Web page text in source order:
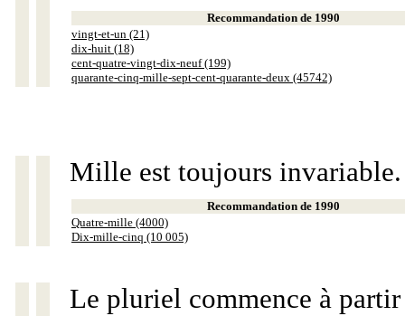
Recommandation de 1990
vingt-et-un (21)
dix-huit (18)
cent-quatre-vingt-dix-neuf (199)
quarante-cinq-mille-sept-cent-quarante-deux (45742)
Mille est toujours invariable.
Recommandation de 1990
Quatre-mille (4000)
Dix-mille-cinq (10 005)
Le pluriel commence à